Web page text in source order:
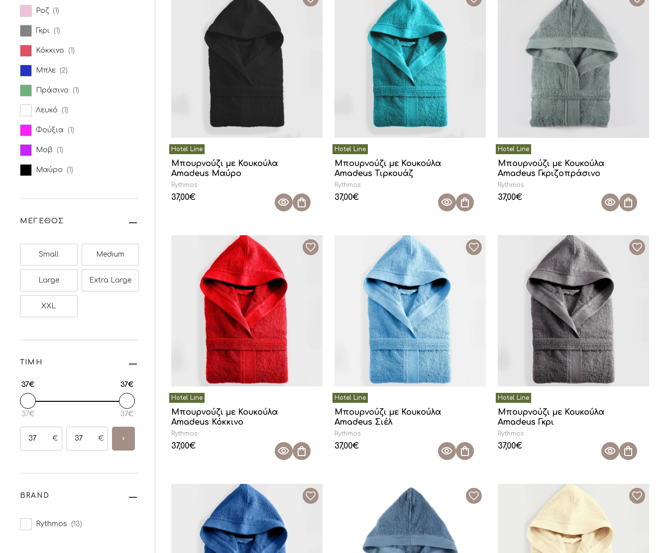
Ροζ (1)
Γκρι (1)
Κόκκινο (1)
Μπλε (2)
Πράσινο (1)
Λευκό (1)
Φούξια (1)
Μοβ (1)
Μαύρο (1)
ΜΕΓΕΘΟΣ
Small Medium
Large Extra Large
XXL
ΤΙΜΗ
37€ 37€
37€ 37€
€ €
BRAND
Rythmos (13)
Μπουρνούζι με Κουκούλα
Amadeus Μαύρο
Rythmos
37,00€
Μπουρνούζι με Κουκούλα
Amadeus Τιρκουάζ
Rythmos
37,00€
Μπουρνούζι με Κουκούλα
Amadeus Γκριζοπράσινο
Rythmos
37,00€
Μπουρνούζι με Κουκούλα
Amadeus Κόκκινο
Rythmos
37,00€
Μπουρνούζι με Κουκούλα
Amadeus Σιέλ
Rythmos
37,00€
Μπουρνούζι με Κουκούλα
Amadeus Γκρι
Rythmos
37,00€